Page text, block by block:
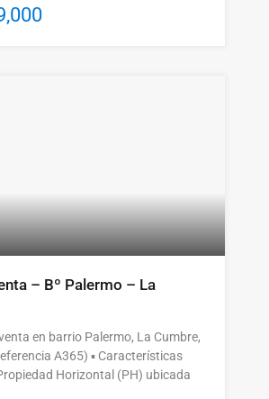
– Bº Palermo – La
en barrio Palermo, La Cumbre,
A365) ▪️ Características
Horizontal (PH) ubicada